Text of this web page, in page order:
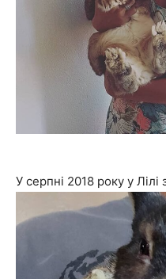
У серпні 2018 року у Лілі